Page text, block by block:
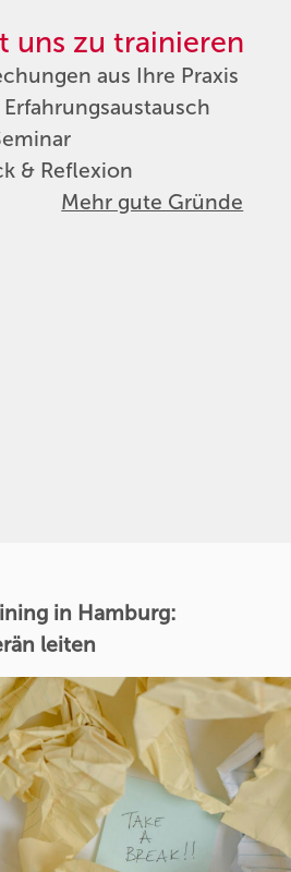
uns zu trainieren
aus Ihre Praxis
& Reflexion
Mehr gute Gründe
in Hamburg:
leiten